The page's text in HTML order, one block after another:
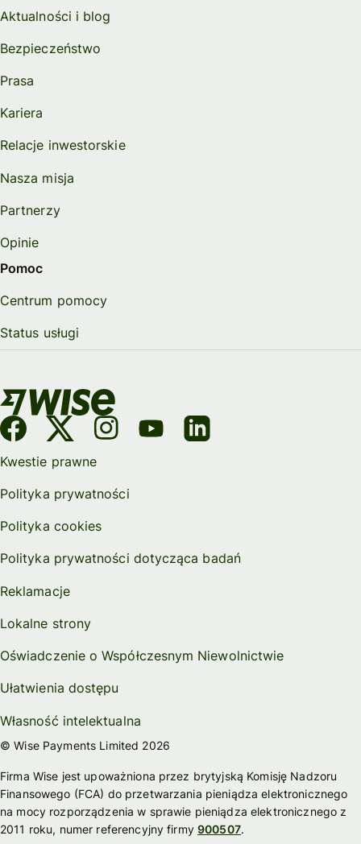
Aktualności i blog
Bezpieczeństwo
Prasa
Kariera
Relacje inwestorskie
Nasza misja
Partnerzy
Opinie
Pomoc
Centrum pomocy
Status usługi
Kwestie prawne
Polityka prywatności
Polityka cookies
Polityka prywatności dotycząca badań
Reklamacje
Lokalne strony
Oświadczenie o Współczesnym Niewolnictwie
Ułatwienia dostępu
Własność intelektualna
© Wise Payments Limited 2026
Firma Wise jest upoważniona przez brytyjską Komisję Nadzoru
Finansowego (FCA) do przetwarzania pieniądza elektronicznego
na mocy rozporządzenia w sprawie pieniądza elektronicznego z
2011 roku, numer referencyjny firmy900507.